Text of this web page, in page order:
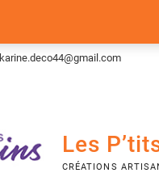
karine.deco44@gmail.com
Les
CRÉATIONS